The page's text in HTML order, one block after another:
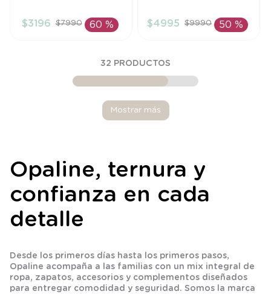
AÑADIR AL
$3196 $7990 60 %
AÑADIR AL
$4995 $9990 50 %
32 PRODUCTOS
Mostrar más
Opaline, ternura y
confianza en cada
detalle
Desde los primeros días hasta los primeros pasos,
Opaline acompaña a las familias con un mix integral de
ropa, zapatos, accesorios y complementos diseñados
para entregar comodidad y seguridad. Somos la marca